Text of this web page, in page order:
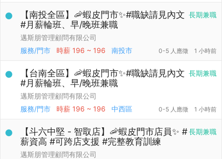
長期兼職
【南投全區】🦐蝦皮門市✨#職缺請見內文
#月薪輪班、早/晚班兼職
邁斯朋管理顧問有限公司
服務/門市
時薪 196 ~ 196 南投市 0-5 人應徵 1 小時前
長期兼職
【台南全區】🦐蝦皮門市✨#職缺請見內文
#月薪輪班、早/晚班兼職
邁斯朋管理顧問有限公司
服務/門市
時薪 196 ~ 196 中西區 0-5 人應徵 1 小時前
長期兼職
【斗六中堅 - 智取店】🦐蝦皮門市店員✨ #
薪資高 #可跨店支援 #完整教育訓練
邁斯朋管理顧問有限公司